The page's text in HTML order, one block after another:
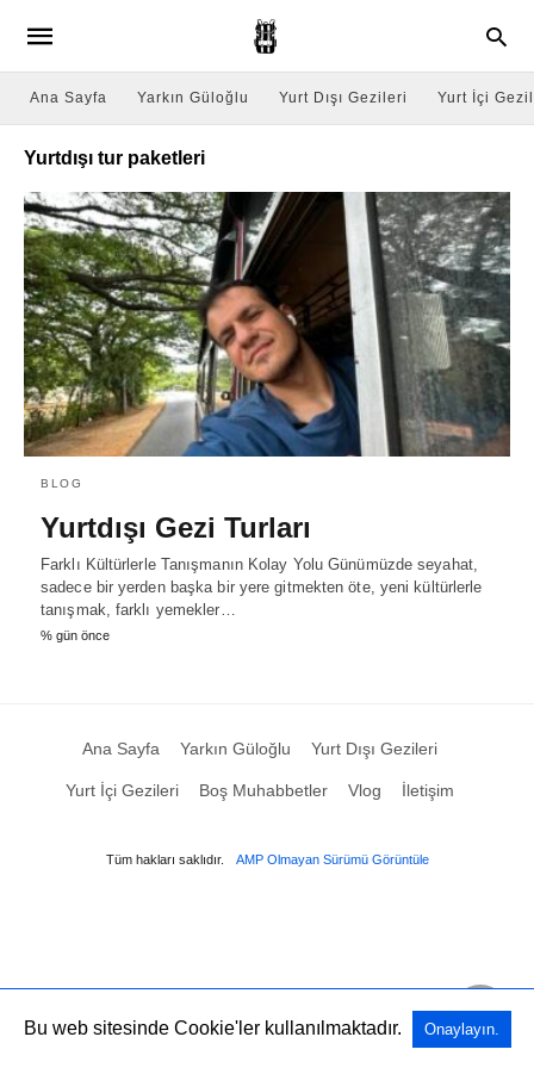
Ana Sayfa Yarkın Güloğlu Yurt Dışı Gezileri Yurt İçi
Yurtdışı tur paketleri
BLOG
Yurtdışı Gezi Turları
Farklı Kültürlerle Tanışmanın Kolay Yolu Günümüzde seyahat,
sadece bir yerden başka bir yere gitmekten öte, yeni kültürlerle
tanışmak, farklı yemekler…
% gün önce
Ana Sayfa Yarkın Güloğlu Yurt Dışı Gezileri
Yurt İçi Gezileri Boş Muhabbetler Vlog İletişim
Tüm hakları saklıdır. AMP Olmayan Sürümü Görüntüle
Bu web sitesinde Cookie'ler kullanılmaktadır. Onaylayın.